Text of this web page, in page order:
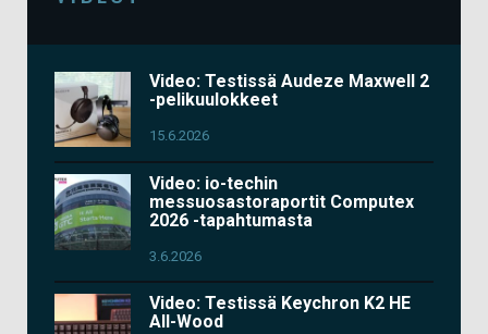
Video: Testissä Audeze Maxwell 2
-pelikuulokkeet
15.6.2026
Video: io-techin
messuosastoraportit Computex
2026 -tapahtumasta
3.6.2026
Video: Testissä Keychron K2 HE
All-Wood